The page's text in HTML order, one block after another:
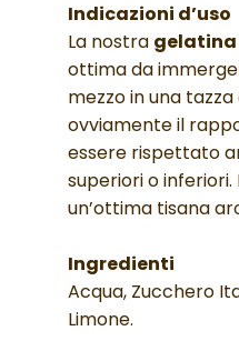
Indicazioni d’uso
La nostra gelatina
ottima da
mezzo in una
ovviamente il
essere rispettato
superiori o
un’ottima tisana
Ingredienti
Acqua, Zucchero
Limone.